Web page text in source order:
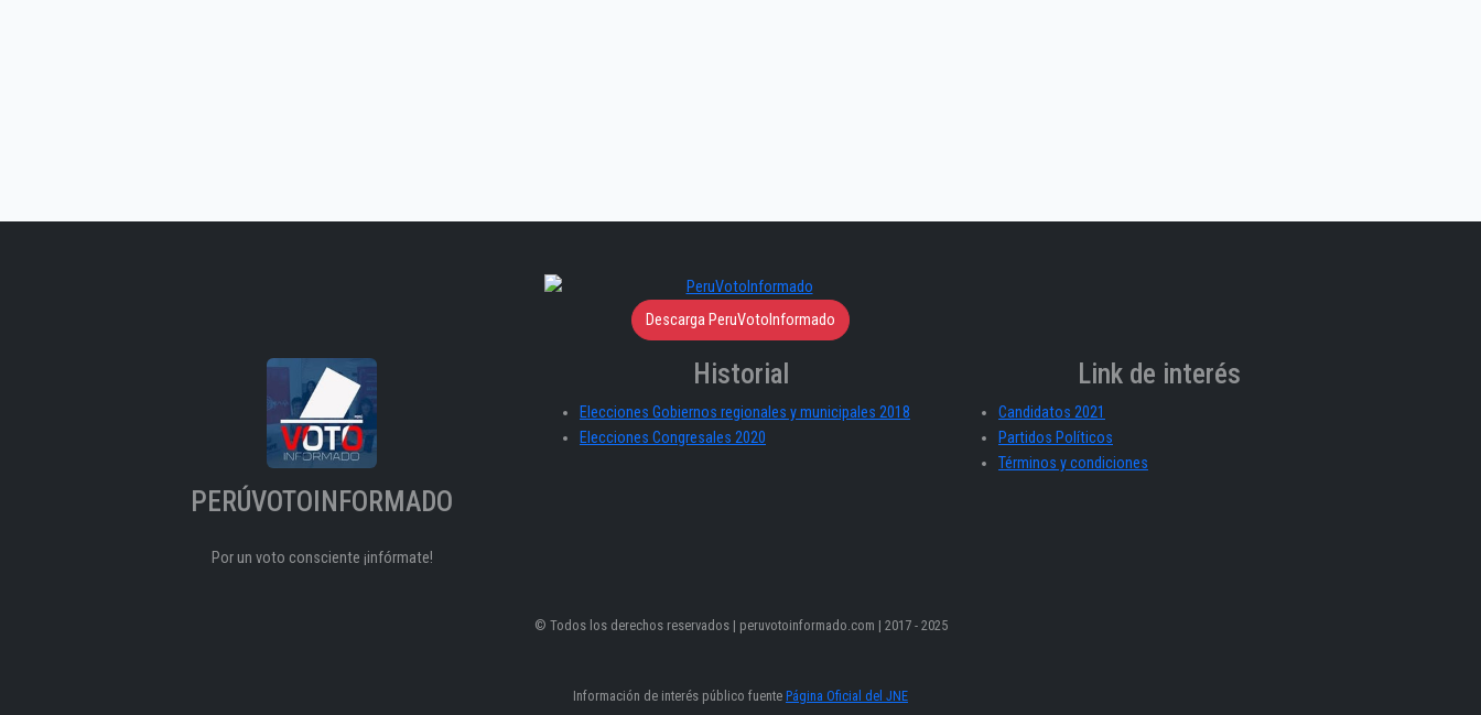
Descarga PeruVotoInformado
PERÚVOTOINFORMADO
Por un voto consciente ¡infórmate!
Historial
Elecciones Gobiernos regionales y municipales 2018
Elecciones Congresales 2020
Link de interés
Candidatos 2021
Partidos Políticos
Términos y condiciones
© Todos los derechos reservados | peruvotoinformado.com | 2017 - 2025
Información de interés público fuente Página Oficial del JNE